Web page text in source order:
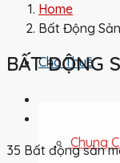
Cho Thuê
Chung
Home
Bất Động
BẤT ĐỘNG
35 Bất động sản